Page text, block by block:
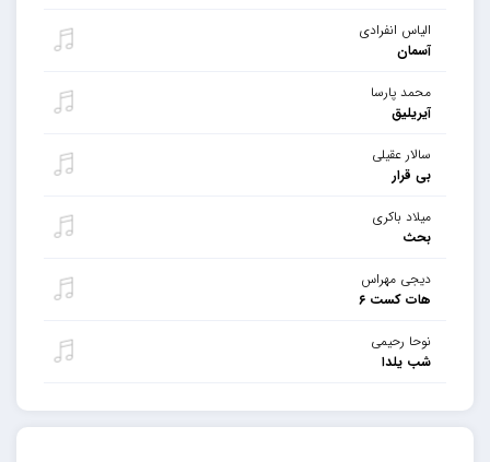
الیاس انفرادی
آسمان
محمد پارسا
آیریلیق
سالار عقیلی
بی قرار
میلاد باکری
بحث
دیجی مهراس
هات کست ۶
نوحا رحیمی
شب یلدا